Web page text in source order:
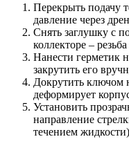
Перекрыть подачу
давление через
Снять заглушку с
коллекторе –
Нанести герметик
закрутить его
Докрутить ключом
деформирует
Установить
направление
течением